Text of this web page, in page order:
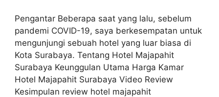
Pengantar Beberapa saat yang lalu, sebelum
pandemi COVID-19, saya berkesempatan untuk
mengunjungi sebuah hotel yang luar biasa di
Kota Surabaya. Tentang Hotel Majapahit
Surabaya Keunggulan Utama Harga Kamar
Hotel Majapahit Surabaya Video Review
Kesimpulan review hotel majapahit